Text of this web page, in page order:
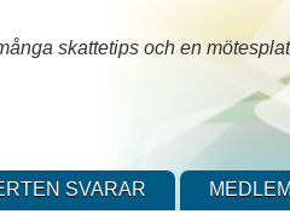
skattetips och en
SVARAR